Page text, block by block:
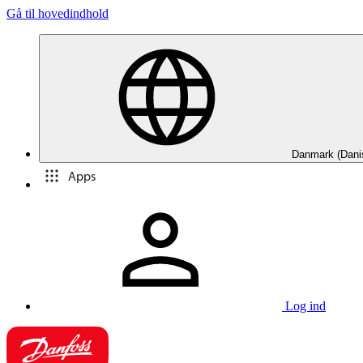
Gå til hovedindhold
Danmark
Apps
Log ind